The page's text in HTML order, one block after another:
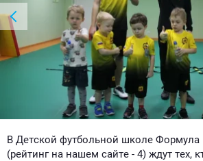
В Детской футбольной школе
(рейтинг на нашем сайте - 4) ждут тех,